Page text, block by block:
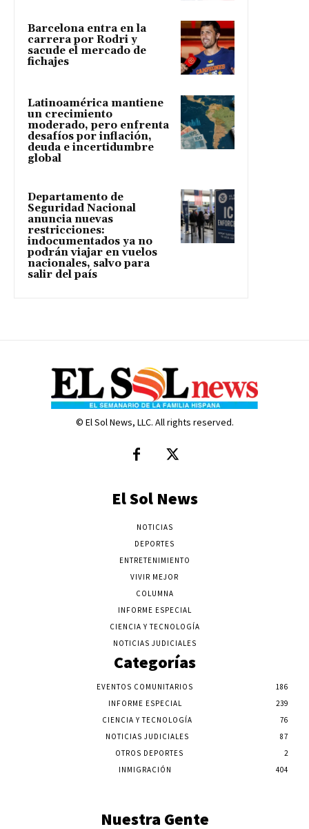
Barcelona entra en la
carrera por Rodri y
sacude el mercado de
fichajes
Latinoamérica mantiene
un crecimiento
moderado, pero enfrenta
desafíos por inflación,
deuda e incertidumbre
global
Departamento de
Seguridad Nacional
anuncia nuevas
restricciones:
indocumentados ya no
podrán viajar en vuelos
nacionales, salvo para
salir del país
© El Sol News, LLC. All rights reserved.
El Sol News
NOTICIAS
DEPORTES
ENTRETENIMIENTO
VIVIR MEJOR
COLUMNA
INFORME ESPECIAL
CIENCIA Y TECNOLOGÍA
NOTICIAS JUDICIALES
Categorías
EVENTOS COMUNITARIOS
186
INFORME ESPECIAL
239
CIENCIA Y TECNOLOGÍA
76
NOTICIAS JUDICIALES
87
OTROS DEPORTES
2
INMIGRACIÓN
404
Nuestra Gente